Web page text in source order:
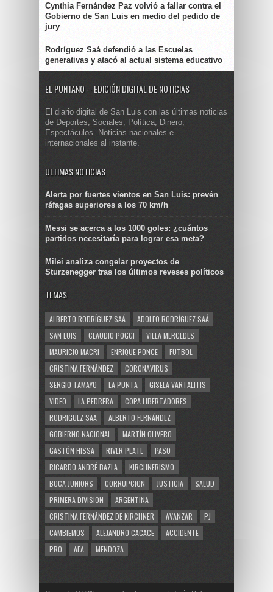
Cynthia Fernández Paz volvió a fallar contra el
Gobierno de San Luis en medio del pedido de
jury
Rodríguez Saá defendió a las Escuelas
generativas y atacó al actual sistema educativo
EL PUNTANO – EDICIÓN DIGITAL DE NOTICIAS
El diario digital de San Luis con las últimas noticias
de Deportes, Sociales, Política, Dinero,
Espectáculos. Noticias nacionales e
internacionales al instante.
ULTIMAS NOTICIAS
Alerta por fuertes vientos en San Luis: prevén
ráfagas superiores a los 70 km/h
Messi se acerca a los 1000 goles: ¿cuántos
partidos necesitaría para lograr esa meta?
Milei analiza congelar proyectos de
Sturzenegger tras los últimos reveses políticos
TEMAS
ALBERTO RODRÍGUEZ SAÁ
ADOLFO RODRÍGUEZ SAÁ
SAN LUIS
CLAUDIO POGGI
VILLA MERCEDES
MAURICIO MACRI
ENRIQUE PONCE
FUTBOL
CRISTINA FERNÁNDEZ
CORONAVIRUS
SERGIO TAMAYO
LA PUNTA
GISELA VARTALITIS
VIDEO
LA PEDRERA
COPA LIBERTADORES
RODRIGUEZ SAA
ALBERTO FERNÁNDEZ
GOBIERNO NACIONAL
MARTÍN OLIVERO
GASTÓN HISSA
RIVER PLATE
PASO
RICARDO ANDRÉ BAZLA
KIRCHNERISMO
BOCA JUNIORS
CORRUPCION JUSTICIA
SALUD
PRIMERA DIVISION
ARGENTINA
CRISTINA FERNÁNDEZ DE KIRCHNER
AVANZAR
PJ
CAMBIEMOS
ALEJANDRO CACACE
ACCIDENTE
PRO
AFA MENDOZA